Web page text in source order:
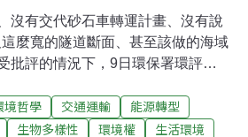
沒有交代砂石車轉運計畫、沒有說
麼寬的隧道斷面、甚至該做的海域
批評的情況下，9日環保署環評大
評審查這個案子今年10月18日、
查即初審過關，11月9日環評大會
境哲學 交通運輸
能源轉型
生物多樣性 環境權
生活環境